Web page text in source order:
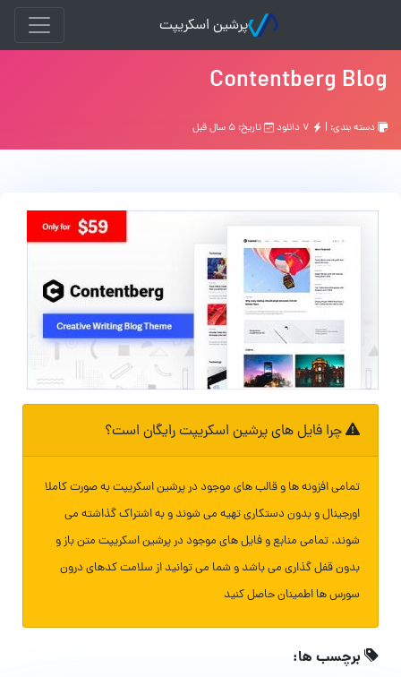
پرشین اسکریپت
Contentberg Blog
دسته بندی: | تاریخ: ۵ سال قبل
چرا فایل های پرشین اسکریپت رایگان است؟
تمامی افزونه ها و قالب های موجود در پرشین اسکریپت به صورت کاملا
اورجینال و بدون دستکاری تهیه می شوند و به اشتراک گذاشته می
شوند. تمامی منابع و فایل های موجود در پرشین اسکریپت متن باز و
بدون قفل گذاری می باشد و شما می توانید از سلامت کدهای درون
سورس ها اطمینان حاصل کنید
برچسب ها: